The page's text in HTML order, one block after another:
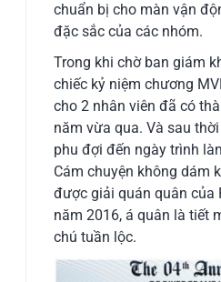
chuẩn bị cho màn vận
đặc sắc của các nhóm.
Trong khi chờ ban giám
chiếc kỷ niệm chương
cho 2 nhân viên đã có
năm vừa qua. Và sau
phu đợi đến ngày trình
Cám chuyện không dám
được giải quán quân của
năm 2016, á quân là tiết
chú tuần lộc.